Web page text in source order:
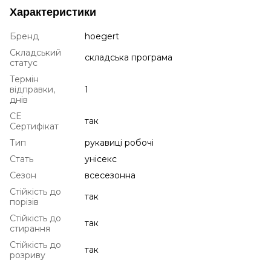
Характеристики
Бренд
hoegert
Складський
статус
складська програма
Термін
відправки,
днів
1
CE
Сертифікат
так
Тип
рукавиці робочі
Стать
унісекс
Сезон
всесезонна
Стійкість до
порізів
так
Стійкість до
стирання
так
Стійкість до
розриву
так